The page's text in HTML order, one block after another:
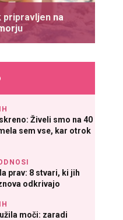
pripravljen na
Živeli smo na 40
sem vse, kar otrok
prav: 8 stvari, ki jih
odkrivajo
moči: zaradi